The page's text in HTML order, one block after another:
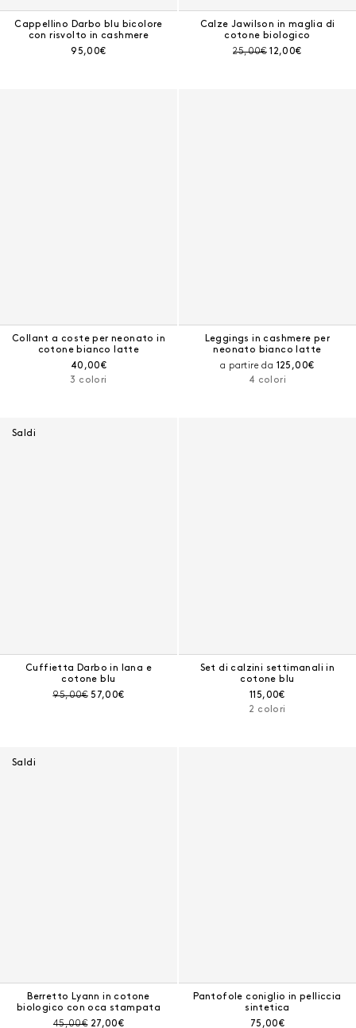
Cappellino Darbo blu bicolore
con risvolto in cashmere
Prezzo corrente:
95,00€
Calze Jawilson in maglia di
cotone biologico
Prezzo prima dello sconto:
25,00€ Prezzo corrente:
12,00€
Collant a coste per neonato in
cotone bianco latte
Prezzo corrente:
40,00€
3 colori
Leggings in cashmere per
neonato bianco latte
a partire da Prezzo
125,00€
4 colori
Saldi
Cuffietta Darbo in lana e
cotone blu
Prezzo prima dello sconto:
95,00€ Prezzo corrente:
57,00€
Set di calzini settimanali in
cotone blu
Prezzo corrente:
115,00€
2 colori
Saldi
Berretto Lyann in cotone
biologico con oca stampata
Prezzo prima dello sconto:
45,00€ Prezzo corrente:
27,00€
Pantofole coniglio in pelliccia
sintetica
Prezzo corrente:
75,00€